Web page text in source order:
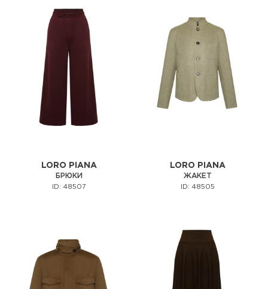
LORO PIANA
БРЮКИ
ID: 48507
LORO PIANA
ЖАКЕТ
ID: 48505